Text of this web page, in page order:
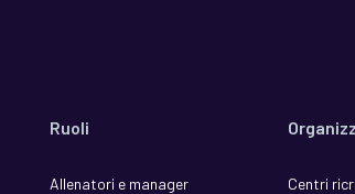
Ruoli
Allenatori e manager
Centri